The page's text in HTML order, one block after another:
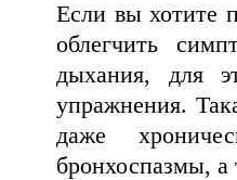
Если вы хотите
облегчить
дыхания, для
упражнения.
даже
бронхоспазмы, а